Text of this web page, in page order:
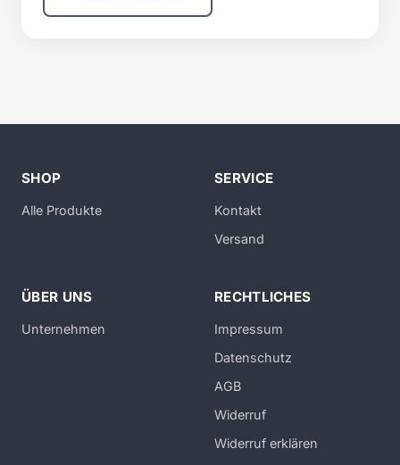
SHOP
Alle Produkte
SERVICE
Kontakt
Versand
ÜBER UNS
Unternehmen
RECHTLICHES
Impressum
Datenschutz
AGB
Widerruf
Widerruf erklären